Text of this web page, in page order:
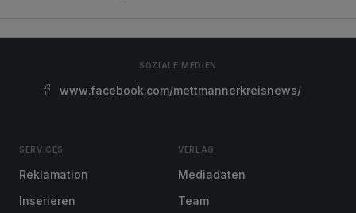
SOZIALE MEDIEN
www.facebook.com/mettmannerkreisnews/
SERVICES
Reklamation
Inserieren
VERLAG
Mediadaten
Team